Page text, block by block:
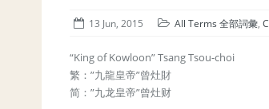
13 Jun, 2015 All Terms 全部詞彙,
“King of Kowloon” Tsang Tsou-choi
繁：”九龍皇帝”曾灶財
简：”九龙皇帝”曾灶财